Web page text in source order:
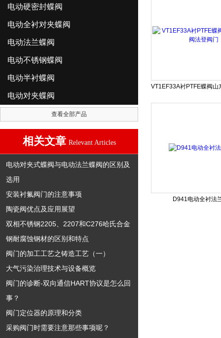
电动硬密封蝶阀
电动全衬对夹蝶阀
电动法兰蝶阀
电动不锈钢蝶阀
电动半衬蝶阀
电动对夹蝶阀
查看全部产品
相关文章 Relevant Articles
电动对夹式蝶阀与电动法兰蝶阀的区别及
选用
安装衬氟阀门的注意事项
陶瓷阀优点及应用展望
双相不锈钢2205、2207和C276哈氏合金
钢耐腐蚀钢材的区别和特点
阀门的加工工艺之铸造工艺（一）
大气污染治理技术与设备概览
阀门的诊断-双向通信HART协议是怎么回
事？
阀门定位器的原理和分类
采购阀门时需要注意那些事项呢？
D941电动全衬法